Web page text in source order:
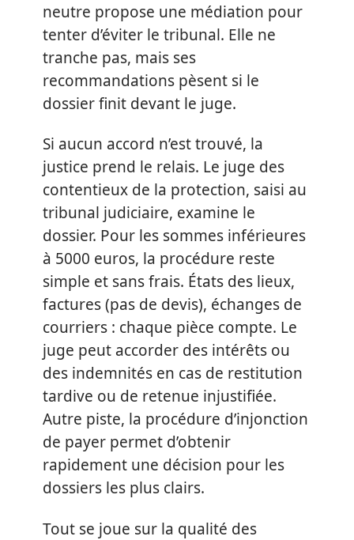
neutre propose une médiation pour
tenter d’éviter le tribunal. Elle ne
tranche pas, mais ses
recommandations pèsent si le
dossier finit devant le juge.
Si aucun accord n’est trouvé, la
justice prend le relais. Le juge des
contentieux de la protection, saisi au
tribunal judiciaire, examine le
dossier. Pour les sommes inférieures
à 5000 euros, la procédure reste
simple et sans frais. États des lieux,
factures (pas de devis), échanges de
courriers : chaque pièce compte. Le
juge peut accorder des intérêts ou
des indemnités en cas de restitution
tardive ou de retenue injustifiée.
Autre piste, la procédure d’injonction
de payer permet d’obtenir
rapidement une décision pour les
dossiers les plus clairs.
Tout se joue sur la qualité des